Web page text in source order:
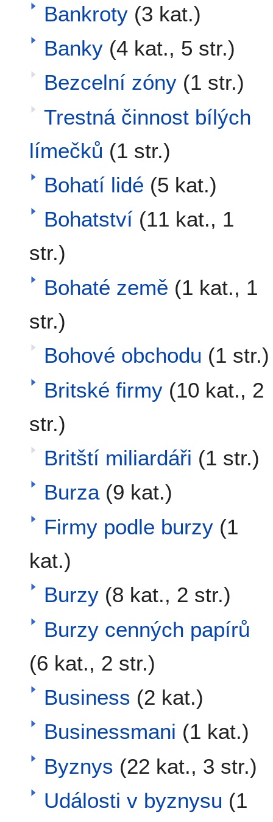
Bankroty (3 kat.)
Banky (4 kat., 5 str.)
Bezcelní zóny (1 str.)
Trestná činnost bílých
límečků (1 str.)
Bohatí lidé (5 kat.)
Bohatství (11 kat., 1
str.)
Bohaté země (1 kat., 1
str.)
Bohové obchodu (1 str.)
Britské firmy (10 kat., 2
str.)
Britští miliardáři (1 str.)
Burza (9 kat.)
Firmy podle burzy (1
kat.)
Burzy (8 kat., 2 str.)
Burzy cenných papírů
(6 kat., 2 str.)
Business (2 kat.)
Businessmani (1 kat.)
Byznys (22 kat., 3 str.)
Události v byznysu (1